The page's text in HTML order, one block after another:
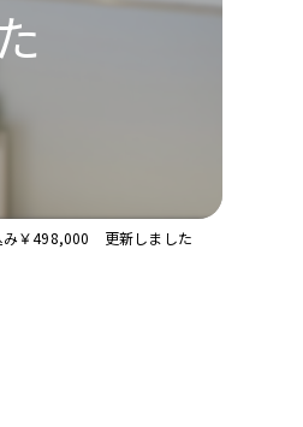
水回り
み￥498,000 更新しました